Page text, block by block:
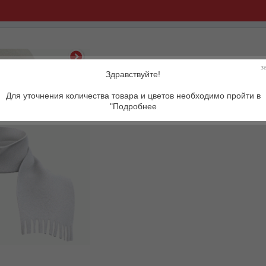
Описание товара:
Здравствуйте!
Для уточнения количества товара и цветов необходимо пройти в
"Подробнее